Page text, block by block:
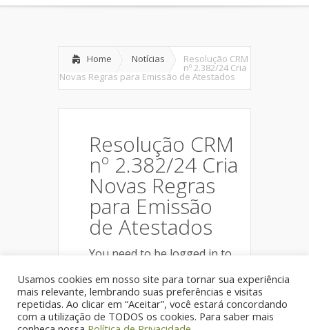
Home Notícias Resolução CRM
nº 2.382/24 Cria
Novas Regras para Emissão de Atestados
Resolução CRM
nº 2.382/24 Cria
Novas Regras
para Emissão
de Atestados
You need to be logged in to
Log In. Não é um membro?
Junte-se a nós
Usamos cookies em nosso site para tornar sua experiência
mais relevante, lembrando suas preferências e visitas
repetidas. Ao clicar em “Aceitar”, você estará concordando
com a utilização de TODOS os cookies. Para saber mais